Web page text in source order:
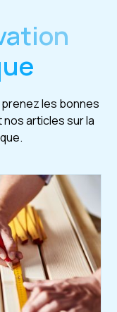
les bonnes
articles sur la